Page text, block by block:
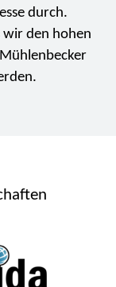
durch.
wir den hohen